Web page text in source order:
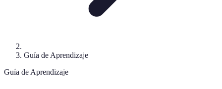
Guía de Aprendizaje
Guía de Aprendizaje